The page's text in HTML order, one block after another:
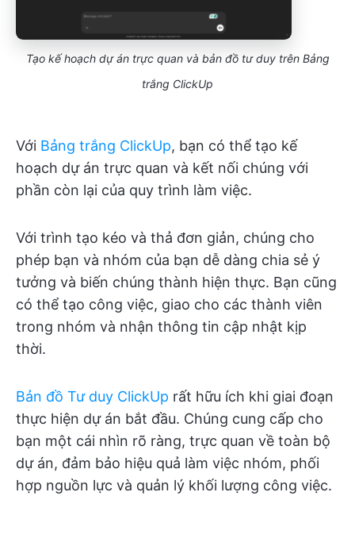
Tạo kế hoạch dự án trực quan và bản đồ tư duy trên Bảng
trắng ClickUp
Với Bảng trắng ClickUp, bạn có thể tạo kế
hoạch dự án trực quan và kết nối chúng với
phần còn lại của quy trình làm việc.
Với trình tạo kéo và thả đơn giản, chúng cho
phép bạn và nhóm của bạn dễ dàng chia sẻ ý
tưởng và biến chúng thành hiện thực. Bạn cũng
có thể tạo công việc, giao cho các thành viên
trong nhóm và nhận thông tin cập nhật kịp
thời.
Bản đồ Tư duy ClickUp rất hữu ích khi giai đoạn
thực hiện dự án bắt đầu. Chúng cung cấp cho
bạn một cái nhìn rõ ràng, trực quan về toàn bộ
dự án, đảm bảo hiệu quả làm việc nhóm, phối
hợp nguồn lực và quản lý khối lượng công việc.